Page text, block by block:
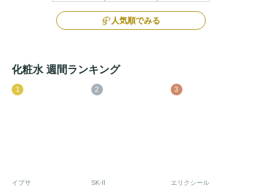
人気順でみる
化粧水 週間ランキング
1
イプサ
2
SK-II
3
エリクシール